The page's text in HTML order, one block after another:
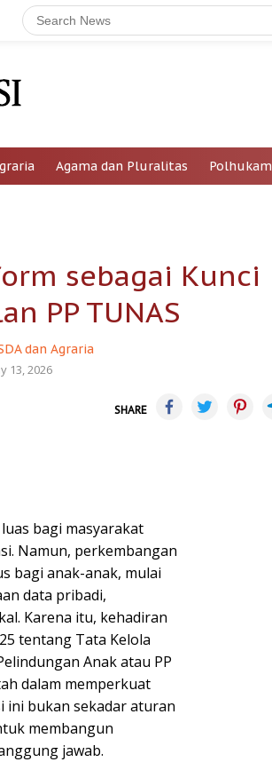
Agama dan Pluralitas Polhukam
sebagai Kunci
PP TUNAS
dan Agraria
13, 2026
SHARE
bagi masyarakat
Namun, perkembangan
bagi anak-anak, mulai
data pribadi,
Karena itu, kehadiran
tentang Tata Kelola
Anak atau PP
dalam memperkuat
ini bukan sekadar aturan
membangun
jawab.